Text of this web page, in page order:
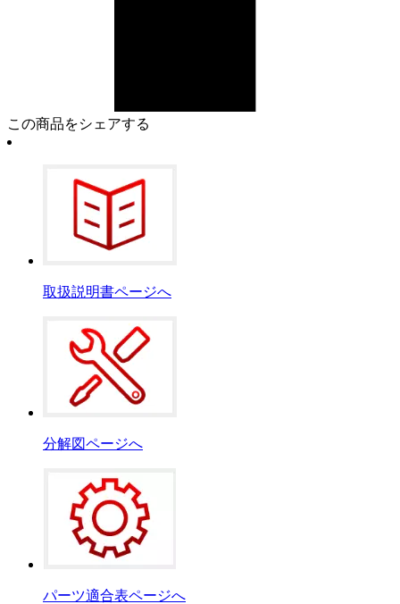
この商品をシェアする
取扱説明書ページへ
分解図ページへ
パーツ適合表ページへ